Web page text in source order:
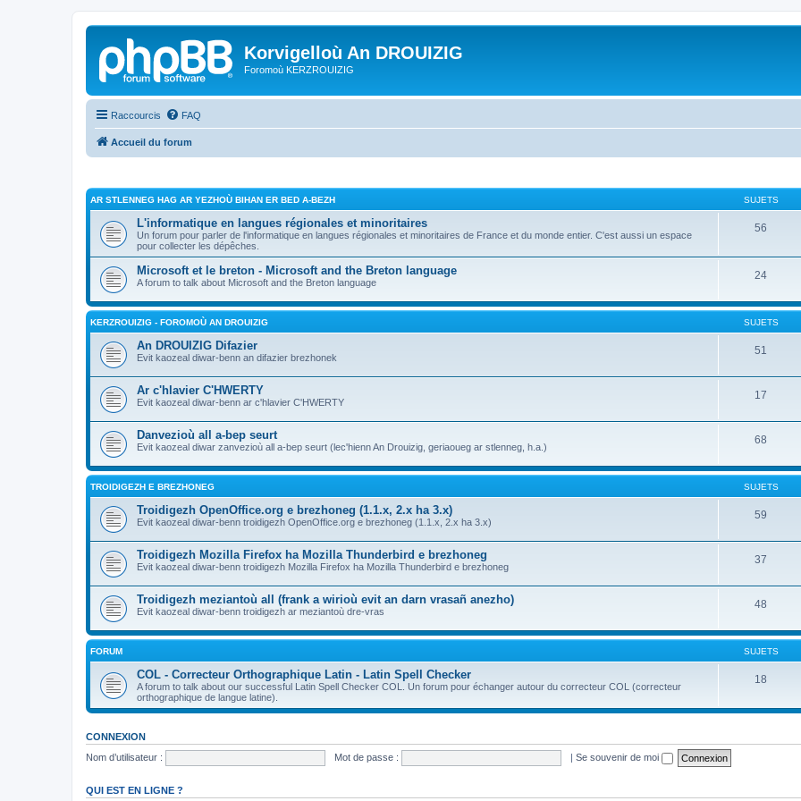
Korvigelloù An DROUIZIG
Foromoù KERZROUIZIG
Raccourcis FAQ
Accueil du forum
AR STLENNEG HAG AR YEZHOÙ BIHAN ER BED A-BEZH SUJETS
L'informatique en langues régionales et minoritaires
Un forum pour parler de l'informatique en langues régionales et minoritaires de France et du monde entier. C'est aussi un espace
pour collecter les dépêches.
56
Microsoft et le breton - Microsoft and the Breton language
A forum to talk about Microsoft and the Breton language
24
KERZROUIZIG - FOROMOÙ AN DROUIZIG SUJETS
An DROUIZIG Difazier
Evit kaozeal diwar-benn an difazier brezhonek
51
Ar c'hlavier C'HWERTY
Evit kaozeal diwar-benn ar c'hlavier C'HWERTY
17
Danvezioù all a-bep seurt
Evit kaozeal diwar zanvezioù all a-bep seurt (lec'hienn An Drouizig, geriaoueg ar stlenneg, h.a.)
68
TROIDIGEZH E BREZHONEG SUJETS
Troidigezh OpenOffice.org e brezhoneg (1.1.x, 2.x ha 3.x)
Evit kaozeal diwar-benn troidigezh OpenOffice.org e brezhoneg (1.1.x, 2.x ha 3.x)
59
Troidigezh Mozilla Firefox ha Mozilla Thunderbird e brezhoneg
Evit kaozeal diwar-benn troidigezh Mozilla Firefox ha Mozilla Thunderbird e brezhoneg
37
Troidigezh meziantoù all (frank a wirioù evit an darn vrasañ anezho)
Evit kaozeal diwar-benn troidigezh ar meziantoù dre-vras
48
FORUM SUJETS
COL - Correcteur Orthographique Latin - Latin Spell Checker
A forum to talk about our successful Latin Spell Checker COL. Un forum pour échanger autour du correcteur COL (correcteur
orthographique de langue latine).
18
CONNEXION
Nom d’utilisateur :
Mot de passe : | Se souvenir de moi
QUI EST EN LIGNE ?